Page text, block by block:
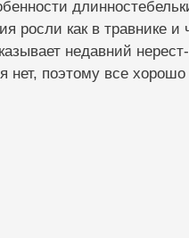
росли как в травнике и
недавний нерест-
нет, поэтому все хорошо